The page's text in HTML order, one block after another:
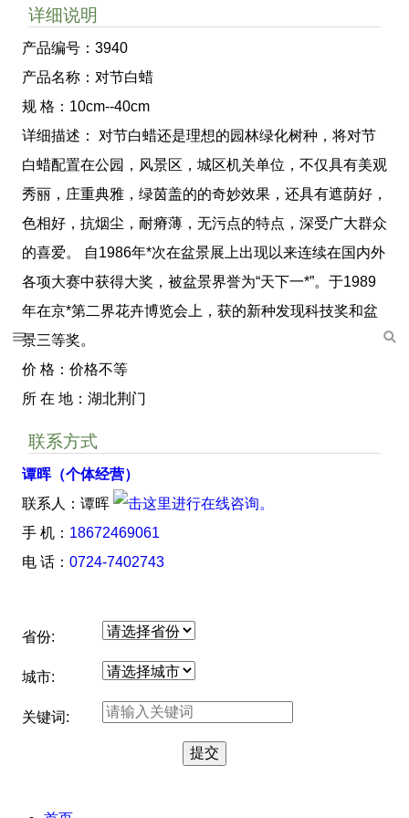
详细说明
产品编号：3940
产品名称：对节白蜡
规 格：10cm--40cm
详细描述： 对节白蜡还是理想的园林绿化树种，将对节
白蜡配置在公园，风景区，城区机关单位，不仅具有美观
秀丽，庄重典雅，绿茵盖的的奇妙效果，还具有遮荫好，
色相好，抗烟尘，耐瘠薄，无污点的特点，深受广大群众
的喜爱。 自1986年*次在盆景展上出现以来连续在国内外
各项大赛中获得大奖，被盆景界誉为“天下一*”。于1989
年在京*第二界花卉博览会上，获的新种发现科技奖和盆
景三等奖。
价 格：价格不等
所 在 地：湖北荆门
联系方式
谭晖（个体经营）
联系人：谭晖
手 机： 18672469061
电 话： 0724-7402743
省份:
城市:
关键词: